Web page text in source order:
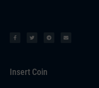
Insert Coin